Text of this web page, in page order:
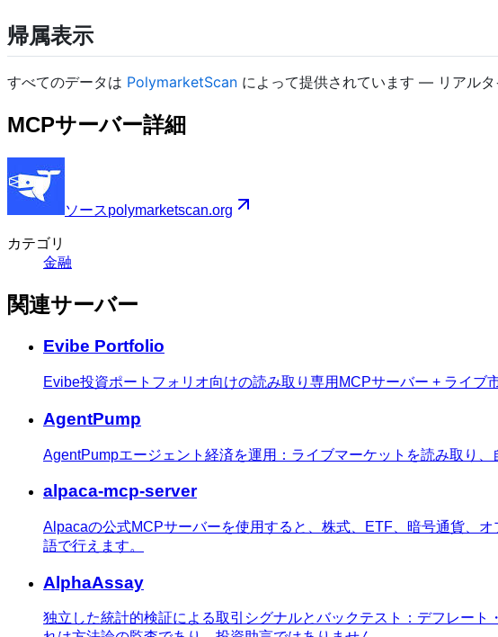
帰属表示
すべてのデータは PolymarketScan によって提供されています — リアルタ
MCPサーバー詳細
ソースpolymarketscan.org
カテゴリ
金融
関連サーバー
Evibe Portfolio
Evibe投資ポートフォリオ向けの読み取り専用MCPサーバー + ライブ
AgentPump
AgentPumpエージェント経済を運用：ライブマーケットを読み取り
alpaca-mcp-server
Alpacaの公式MCPサーバーを使用すると、株式、ETF、暗号通貨、
語で行えます。
AlphaAssay
独立した統計的検証による取引シグナルとバックテスト：デフレー